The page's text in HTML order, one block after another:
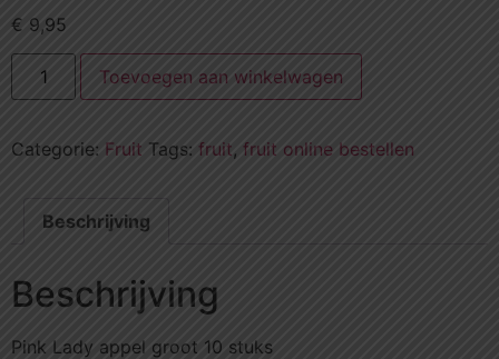
€ 9,95
Toevoegen aan winkelwagen
Categorie: Fruit Tags: fruit, fruit online bestellen
Beschrijving
Beschrijving
Pink Lady appel groot 10 stuks